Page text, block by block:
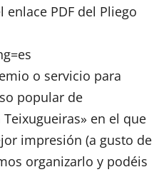
PDF del Pliego
o servicio para
popular de
en el que
impresión (a gusto de
organizarlo y podéis